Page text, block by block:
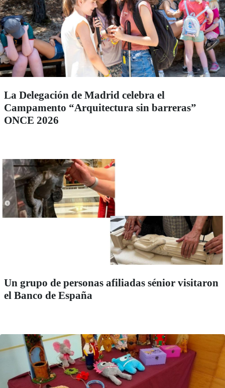
La Delegación de Madrid celebra el
Campamento “Arquitectura sin barreras”
ONCE 2026
Un grupo de personas afiliadas sénior visitaron
el Banco de España